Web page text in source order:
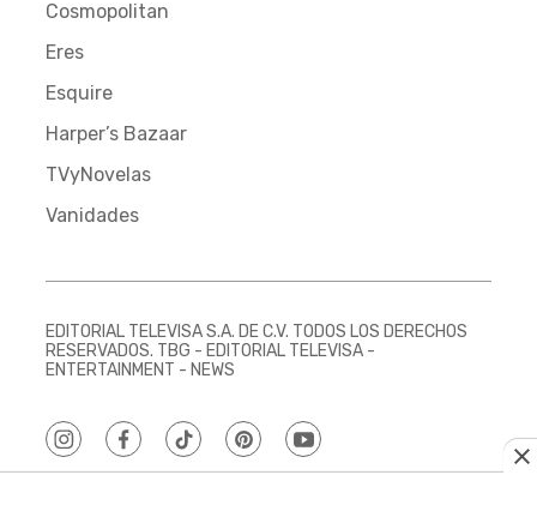
Cosmopolitan
Eres
Esquire
Harper’s Bazaar
TVyNovelas
Vanidades
EDITORIAL TELEVISA S.A. DE C.V. TODOS LOS DERECHOS
RESERVADOS. TBG - EDITORIAL TELEVISA -
ENTERTAINMENT - NEWS
instagramfacebooktiktokpinterestyoutube